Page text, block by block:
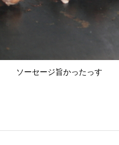
ソーセージ旨かったっす